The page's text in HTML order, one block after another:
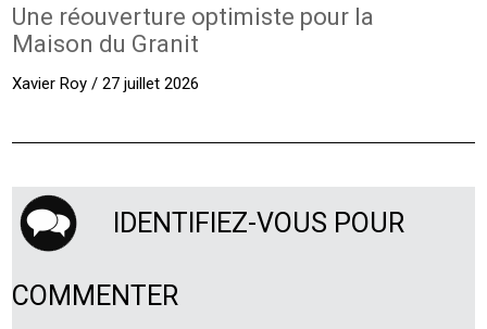
Une réouverture optimiste pour la
Maison du Granit
Xavier Roy / 27 juillet 2026
IDENTIFIEZ-VOUS POUR
COMMENTER